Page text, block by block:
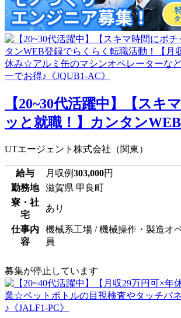
【20~30代活躍中】【スキ
ッと就職！】カンタン
UTエージェント株式会社（関東）
給与 月収例303,000円
勤務地
滋賀県 甲良町
寮・社
宅
あり
仕事内
容
機械系工場 / 機械操作・製造オ
員
募集が停止しています